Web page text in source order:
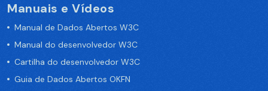
Manuais e Vídeos
Manual de Dados Abertos W3C
Manual do desenvolvedor W3C
Cartilha do desenvolvedor W3C
Guia de Dados Abertos OKFN